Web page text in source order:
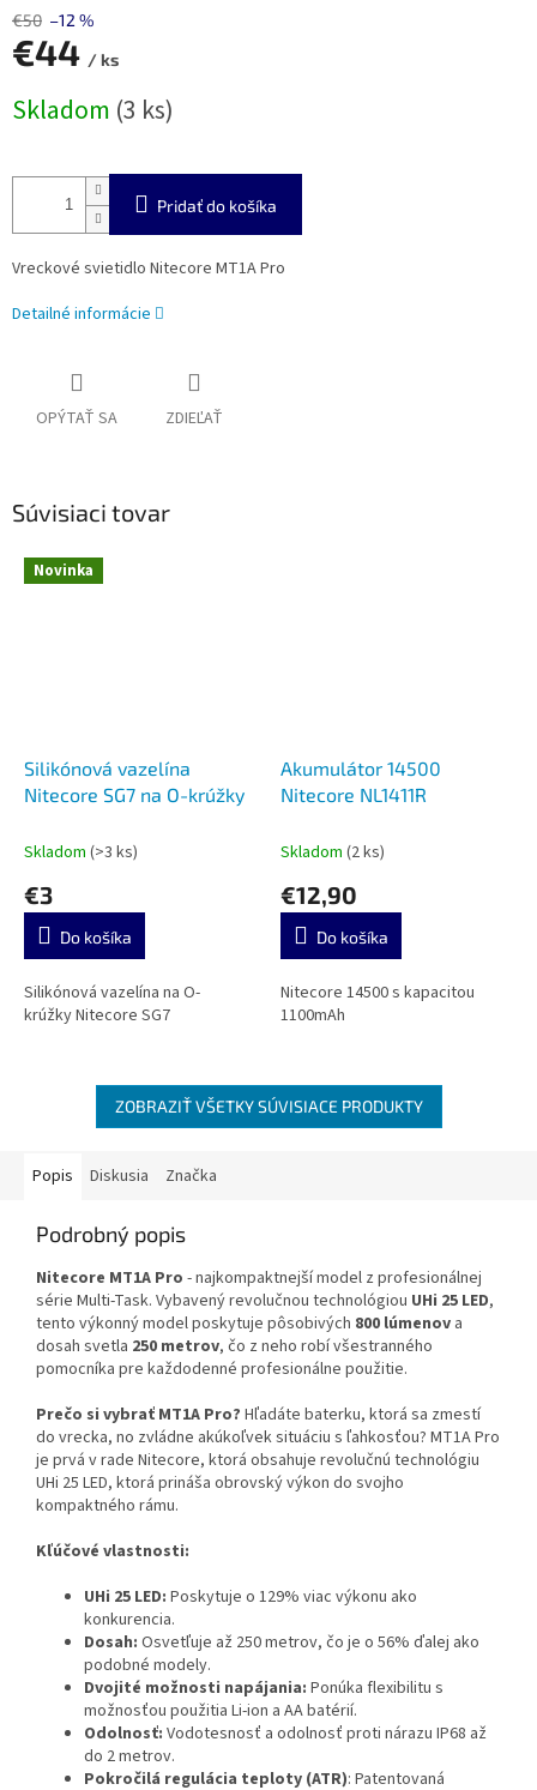
€50 –12 %
€44 / ks
cena:
Skladom (3 ks)
Pridať do košíka
Vreckové svietidlo Nitecore MT1A Pro
Detailné informácie
OPÝTAŤ SA ZDIEĽAŤ
Súvisiaci tovar
Novinka
Silikónová vazelína
Nitecore SG7 na O-krúžky
Skladom (>3 ks)
€3
Do košíka
Silikónová vazelína na O-
krúžky Nitecore SG7
Akumulátor 14500
Nitecore NL1411R
Skladom (2 ks)
€12,90
Do košíka
Nitecore 14500 s kapacitou
1100mAh
ZOBRAZIŤ VŠETKY SÚVISIACE PRODUKTY
Popis Diskusia Značka
Podrobný popis
Nitecore MT1A Pro - najkompaktnejší model z profesionálnej
série Multi-Task. Vybavený revolučnou technológiou UHi 25 LED,
tento výkonný model poskytuje pôsobivých 800 lúmenov a
dosah svetla 250 metrov, čo z neho robí všestranného
pomocníka pre každodenné profesionálne použitie.
Prečo si vybrať MT1A Pro? Hľadáte baterku, ktorá sa zmestí
do vrecka, no zvládne akúkoľvek situáciu s ľahkosťou? MT1A Pro
je prvá v rade Nitecore, ktorá obsahuje revolučnú technológiu
UHi 25 LED, ktorá prináša obrovský výkon do svojho
kompaktného rámu.
Kľúčové vlastnosti:
UHi 25 LED: Poskytuje o 129% viac výkonu ako
konkurencia.
Dosah: Osvetľuje až 250 metrov, čo je o 56% ďalej ako
podobné modely.
Dvojité možnosti napájania: Ponúka flexibilitu s
možnosťou použitia Li-ion a AA batérií.
Odolnosť: Vodotesnosť a odolnosť proti nárazu IP68 až
do 2 metrov.
Pokročilá regulácia teploty (ATR): Patentovaná